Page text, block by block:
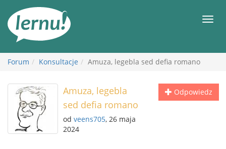
Forum Konsultacje Amuza, legebla sed defia romano
Odpowiedz
Amuza, legebla
sed defia romano
od veens705, 26 maja
2024